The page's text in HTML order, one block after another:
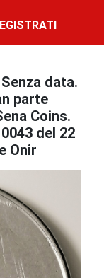
Senza data.
parte
Coins.
del 22
Onir